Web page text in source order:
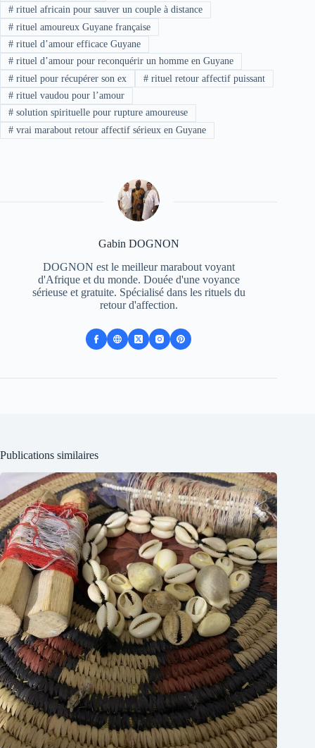
#rituel africain pour sauver un couple à distance
#rituel amoureux Guyane française
#rituel d’amour efficace Guyane
#rituel d’amour pour reconquérir un homme en Guyane
#rituel pour récupérer son ex #rituel retour affectif puissant
#rituel vaudou pour l’amour
#solution spirituelle pour rupture amoureuse
#vrai marabout retour affectif sérieux en Guyane
Gabin DOGNON
DOGNON est le meilleur marabout voyant
d'Afrique et du monde. Douée d'une voyance
sérieuse et gratuite. Spécialisé dans les rituels du
retour d'affection.
Publications similaires